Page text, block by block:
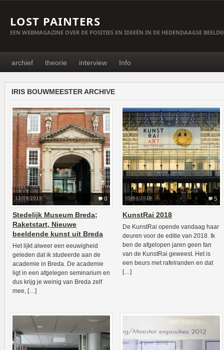
LOST PAINTERS
EEN WEBMAGAZINE OVER DE POSITIES EN IDEEËN IN DE HEDENDAAGSE
archief theorie interview Info
IRIS BOUWMEESTER ARCHIVE
0
13/09/2019
Stedelijk Museum Breda;
Raketstart, Nieuwe
beeldende kunst uit Breda
Het lijkt alweer een eeuwigheid
geleden dat ik studeerde aan de
academie in Breda. De academie
ligt in een afgelegen seminarium en
dus krijg je weinig van Breda zelf
mee, […]
5
05/04/2018
KunstRai 2018
De KunstRai opende vandaag haar
deuren voor de editie van 2018. Ik
ben de afgelopen jaren geen fan
van de KunstRai geweest. Het is
een beurs met rafelranden en dat
[…]